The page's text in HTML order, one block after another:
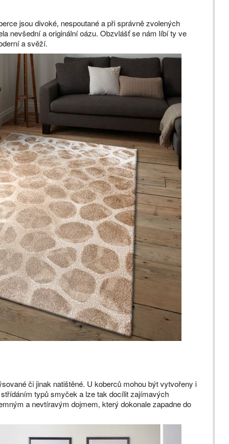
jsou divoké, nespoutané a při správně zvolených
nevšední a originální oázu. Obzvlášť se nám líbí ty ve
a svěží.
či jinak natištěné. U koberců mohou být vytvořeny i
typů smyček a lze tak docílit zajímavých
a nevtíravým dojmem, který dokonale zapadne do